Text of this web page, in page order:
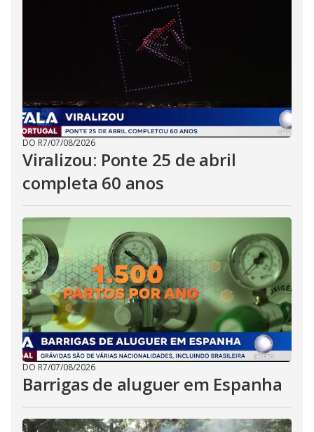
DO R7/07/08/2026
Viralizou: Ponte 25 de abril
completa 60 anos
DO R7/07/08/2026
Barrigas de aluguer em Espanha